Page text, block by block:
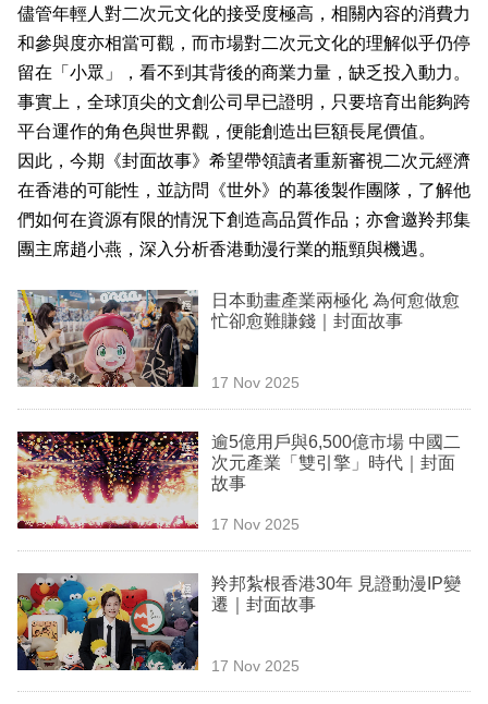
專
欄
訂
閱
專
區
儘管年輕人對二次元文化的接受度極高，相關內容的消費力
和參與度亦相當可觀，而市場對二次元文化的理解似乎仍停
留在「小眾」，看不到其背後的商業力量，缺乏投入動力。
事實上，全球頂尖的文創公司早已證明，只要培育出能夠跨
平台運作的角色與世界觀，便能創造出巨額長尾價值。
因此，今期《封面故事》希望帶領讀者重新審視二次元經濟
在香港的可能性，並訪問《世外》的幕後製作團隊，了解他
們如何在資源有限的情況下創造高品質作品；亦會邀羚邦集
團主席趙小燕，深入分析香港動漫行業的瓶頸與機遇。
日本動畫產業兩極化 為何愈做愈
忙卻愈難賺錢｜封面故事
17 Nov 2025
逾5億用戶與6,500億市場 中國二
次元產業「雙引擎」時代｜封面
故事
17 Nov 2025
羚邦紮根香港30年 見證動漫IP變
遷｜封面故事
17 Nov 2025